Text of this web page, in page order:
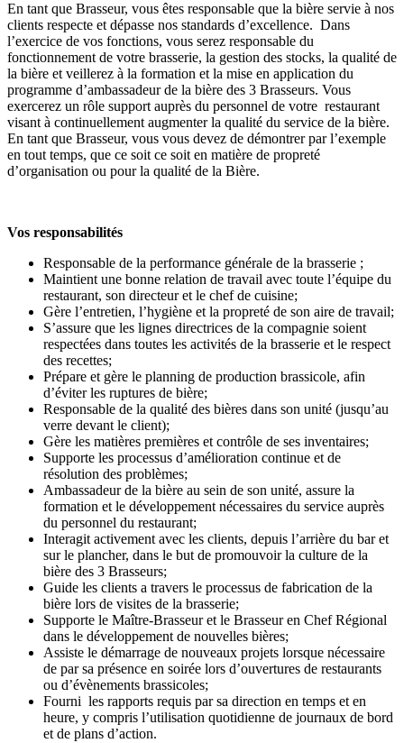
En tant que Brasseur, vous êtes responsable que la bière servie à nos
clients respecte et dépasse nos standards d’excellence. Dans
l’exercice de vos fonctions, vous serez responsable du
fonctionnement de votre brasserie, la gestion des stocks, la qualité de
la bière et veillerez à la formation et la mise en application du
programme d’ambassadeur de la bière des 3 Brasseurs. Vous
exercerez un rôle support auprès du personnel de votre restaurant
visant à continuellement augmenter la qualité du service de la bière.
En tant que Brasseur, vous vous devez de démontrer par l’exemple
en tout temps, que ce soit ce soit en matière de propreté
d’organisation ou pour la qualité de la Bière.
Vos responsabilités
Responsable de la performance générale de la brasserie ;
Maintient une bonne relation de travail avec toute l’équipe du
restaurant, son directeur et le chef de cuisine;
Gère l’entretien, l’hygiène et la propreté de son aire de travail;
S’assure que les lignes directrices de la compagnie soient
respectées dans toutes les activités de la brasserie et le respect
des recettes;
Prépare et gère le planning de production brassicole, afin
d’éviter les ruptures de bière;
Responsable de la qualité des bières dans son unité (jusqu’au
verre devant le client);
Gère les matières premières et contrôle de ses inventaires;
Supporte les processus d’amélioration continue et de
résolution des problèmes;
Ambassadeur de la bière au sein de son unité, assure la
formation et le développement nécessaires du service auprès
du personnel du restaurant;
Interagit activement avec les clients, depuis l’arrière du bar et
sur le plancher, dans le but de promouvoir la culture de la
bière des 3 Brasseurs;
Guide les clients a travers le processus de fabrication de la
bière lors de visites de la brasserie;
Supporte le Maître-Brasseur et le Brasseur en Chef Régional
dans le développement de nouvelles bières;
Assiste le démarrage de nouveaux projets lorsque nécessaire
de par sa présence en soirée lors d’ouvertures de restaurants
ou d’évènements brassicoles;
Fourni les rapports requis par sa direction en temps et en
heure, y compris l’utilisation quotidienne de journaux de bord
et de plans d’action.